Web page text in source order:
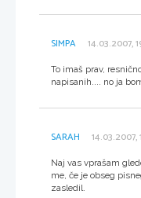
SIMPA 14.03.2007,
To imaš prav,
napisanih.... no ja
SARAH 14.03.2007,
Naj vas vprašam
me, če je obseg
zasledil.